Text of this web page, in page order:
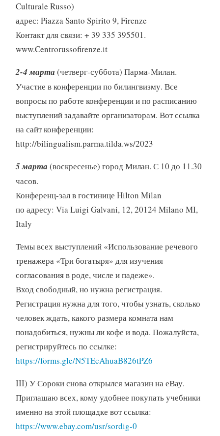
Culturale Russo)
адрес: Piazza Santo Spirito 9, Firenze
Контакт для связи: + 39 335 395501.
www.Centrorussofirenze.it
2-4 марта (четверг-суббота) Парма-Милан.
Участие в конференции по билингвизму. Все
вопросы по работе конференции и по расписанию
выступлений задавайте организаторам. Вот ссылка
на сайт конференции:
http://bilingualism.parma.tilda.ws/2023
5 марта (воскресенье) город Милан. С 10 до 11.30
часов.
Конференц-зал в гостинице Hilton Milan
по адресу: Via Luigi Galvani, 12, 20124 Milano MI,
Italy
Темы всех выступлений «Использование речевого
тренажера «Три богатыря» для изучения
согласования в роде, числе и падеже».
Вход свободный, но нужна регистрация.
Регистрация нужна для того, чтобы узнать, сколько
человек ждать, какого размера комната нам
понадобиться, нужны ли кофе и вода. Пожалуйста,
регистрируйтесь по ссылке:
https://forms.gle/N5TEcAhuaB826tPZ6
III) У Сороки снова открылся магазин на еВау.
Приглашаю всех, кому удобнее покупать учебники
именно на этой площадке вот ссылка:
https://www.ebay.com/usr/sordig-0